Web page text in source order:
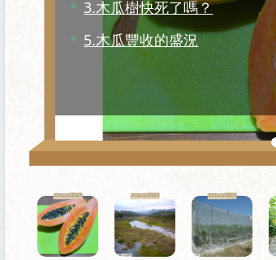
3.木瓜樹快死了嗎？
5.木瓜豐收的盛況